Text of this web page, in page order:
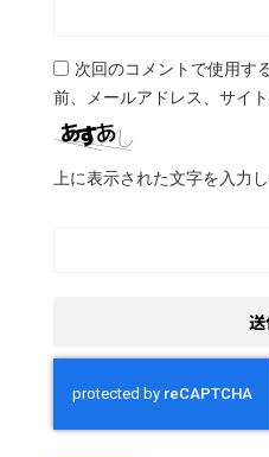
次回のコメントで使用す
前、メールアドレス、サイト
上に表示された文字を入力